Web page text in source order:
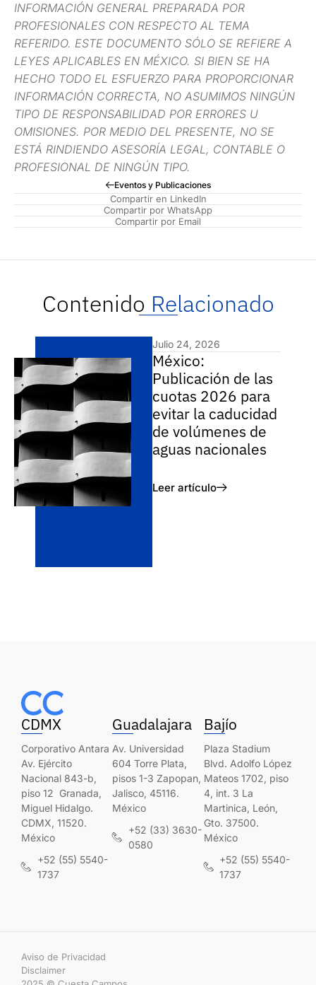
Eventos y Publicaciones
Compartir en LinkedIn
Compartir por WhatsApp
Compartir por Email
INFORMACIÓN GENERAL PREPARADA POR
PROFESIONALES CON RESPECTO AL TEMA
REFERIDO. ESTE DOCUMENTO SÓLO SE REFIERE A
LEYES APLICABLES EN MÉXICO. SI BIEN SE HA
HECHO TODO EL ESFUERZO PARA PROPORCIONAR
INFORMACIÓN CORRECTA, NO ASUMIMOS NINGÚN
TIPO DE RESPONSABILIDAD POR ERRORES U
OMISIONES. POR MEDIO DEL PRESENTE, NO SE
ESTÁ RINDIENDO ASESORÍA LEGAL, CONTABLE O
PROFESIONAL DE NINGÚN TIPO.
Contenido Relacionado
Julio 24, 2026
México:
Publicación de las
cuotas 2026 para
evitar la caducidad
de volúmenes de
aguas nacionales
Leer artículo
CDMX
Corporativo Antara
Av. Ejército
Nacional 843-b,
piso 12 Granada,
Miguel Hidalgo.
CDMX, 11520.
México
+52 (55) 5540-
1737
Guadalajara
Av. Universidad
604 Torre Plata,
pisos 1-3 Zapopan,
Jalisco, 45116.
México
+52 (33) 3630-
0580
Bajío
Plaza Stadium
Blvd. Adolfo López
Mateos 1702, piso
4, int. 3 La
Martinica, León,
Gto. 37500.
México
+52 (55) 5540-
1737
Aviso de Privacidad
Disclaimer